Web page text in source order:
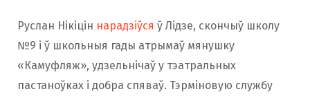
Руслан Нікіцін нарадзіўся ў Лідзе, скончыў школу
№9 і ў школьныя гады атрымаў мянушку
«Камуфляж», удзельнічаў у тэатральных
пастаноўках і добра спяваў. Тэрміновую службу